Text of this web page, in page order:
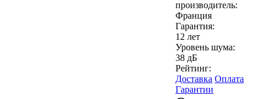
производитель:
Франция
Гарантия:
12 лет
Уровень шума:
38 дБ
Рейтинг:
Доставка Оплата
Гарантии